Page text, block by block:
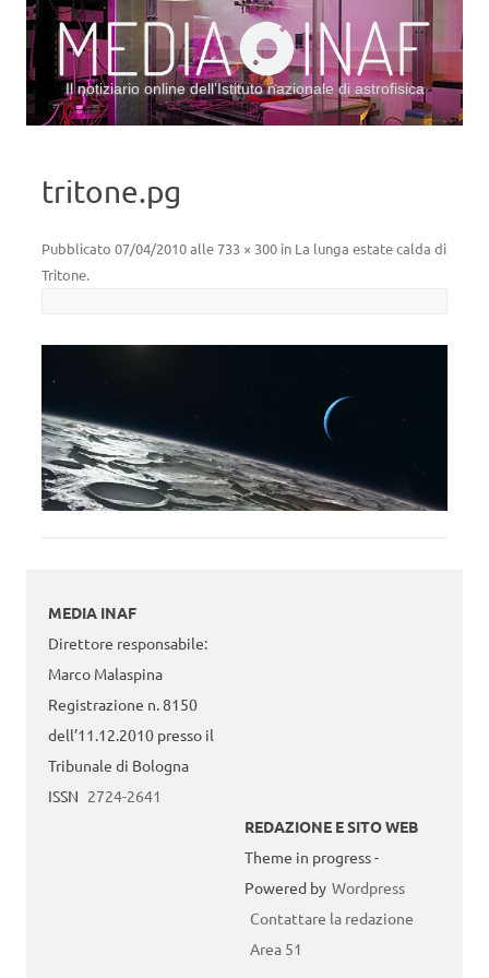
Il notiziario online dell’Istituto nazionale di astrofisica
tritone.pg
Pubblicato 07/04/2010alle733 × 300 in La lunga estate calda di
Tritone.
MEDIA INAF
Direttore responsabile:
Marco Malaspina
Registrazione n. 8150
dell’11.12.2010 presso il
Tribunale di Bologna
ISSN 2724-2641
REDAZIONE E SITO WEB
Theme in progress -
Powered by Wordpress
Contattare la redazione
Area 51